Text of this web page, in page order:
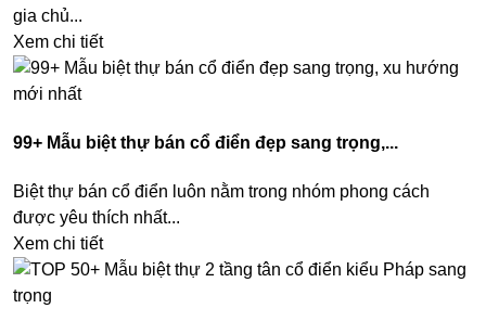
gia chủ...
Xem chi tiết
99+ Mẫu biệt thự bán cổ điển đẹp sang trọng,...
Biệt thự bán cổ điển luôn nằm trong nhóm phong cách
được yêu thích nhất...
Xem chi tiết